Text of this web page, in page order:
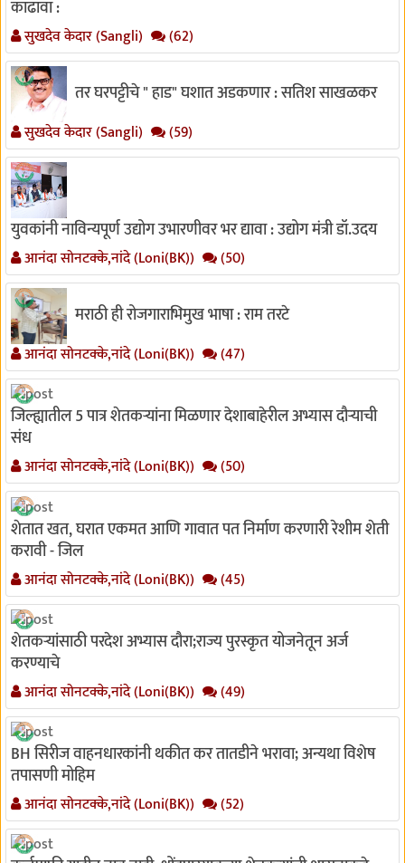
काढावा :
सुखदेव केदार (Sangli) (62)
तर घरपट्टीचे " हाड" घशात अडकणार : सतिश साखळकर
सुखदेव केदार (Sangli) (59)
युवकांनी नाविन्यपूर्ण उद्योग उभारणीवर भर द्यावा : उद्योग मंत्री डॉ.उदय
आनंदा सोनटक्के,नांदे (Loni(BK)) (50)
मराठी ही रोजगाराभिमुख भाषा : राम तरटे
आनंदा सोनटक्के,नांदे (Loni(BK)) (47)
जिल्ह्यातील 5 पात्र शेतकऱ्यांना मिळणार देशाबाहेरील अभ्यास दौऱ्याची
संध
आनंदा सोनटक्के,नांदे (Loni(BK)) (50)
शेतात खत, घरात एकमत आणि गावात पत निर्माण करणारी रेशीम शेती
करावी - जिल
आनंदा सोनटक्के,नांदे (Loni(BK)) (45)
शेतकऱ्यांसाठी परदेश अभ्यास दौरा;राज्य पुरस्कृत योजनेतून अर्ज
करण्याचे
आनंदा सोनटक्के,नांदे (Loni(BK)) (49)
BH सिरीज वाहनधारकांनी थकीत कर तातडीने भरावा; अन्यथा विशेष
तपासणी मोहिम
आनंदा सोनटक्के,नांदे (Loni(BK)) (52)